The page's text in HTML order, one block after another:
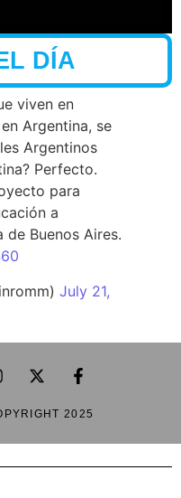
DÍA
viven en
Argentina, se
Argentinos
Perfecto.
para
a
Buenos Aires.
July 21,
2025